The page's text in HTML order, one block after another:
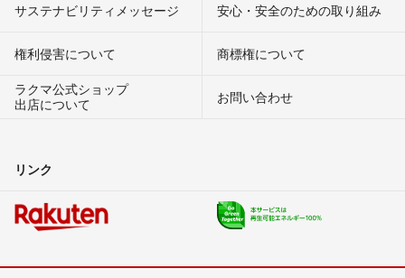
サステナビリティメッセージ 安心・安全のための取り組み
権利侵害について
商標権について
ラクマ公式ショップ
出店について
お問い合わせ
リンク